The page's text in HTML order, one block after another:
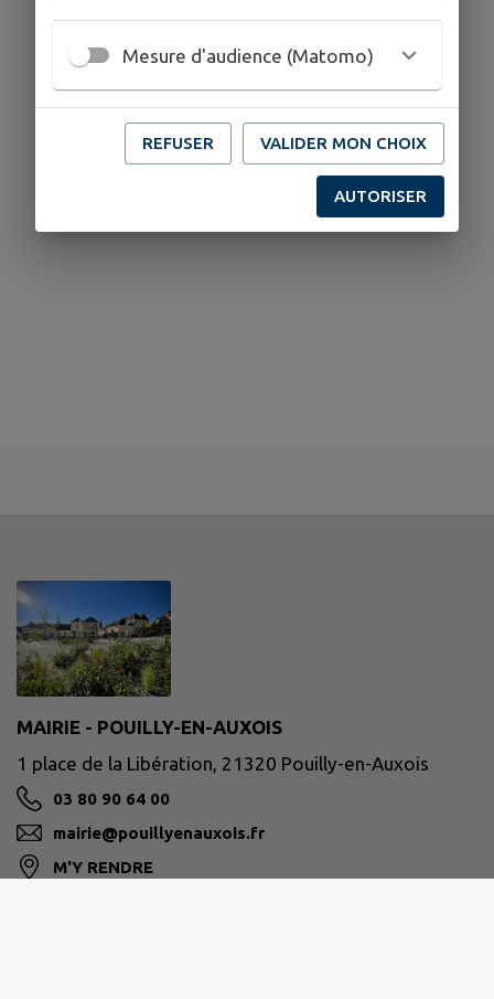
MAIRIE - POUILLY-EN-AUXOIS
1 place de la Libération, 21320 Pouilly-en-Auxois
03 80 90 64 00
mairie@pouillyenauxois.fr
M'Y RENDRE
Mesure d'audience (Matomo)
REFUSER VALIDER MON CHOIX
AUTORISER